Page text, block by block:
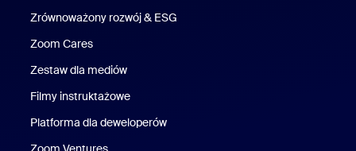
Zrównoważony rozwój & ESG
Zoom Cares
Zestaw dla mediów
Filmy instruktażowe
Platforma dla deweloperów